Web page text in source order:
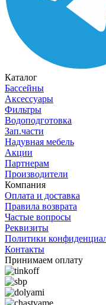
Каталог
Бассейны
Аксессуары
Фильтры
Водоподготовка
Зап.части
Надувная мебель
Акции
Партнерам
Производители
Компания
Оплата и доставка
Правила возврата
Частые вопросы
Реквизиты
Политики
Контакты
Принимаем оплату